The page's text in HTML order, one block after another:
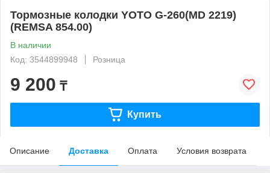
Тормозные колодки YOTO G-260(MD 2219)
(REMSA 854.00)
В наличии
Код: 3544899948
Розница
9 200 ₸
Купить
Описание Доставка Оплата Условия возврата